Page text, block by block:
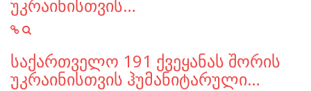
უკრაინისთვის…
საქართველო 191 ქვეყანას შორის
უკრაინისთვის ჰუმანიტარული…